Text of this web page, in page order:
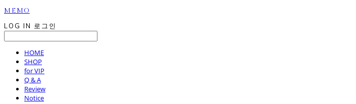
MEMO
LOG IN
로그인
HOME
SHOP
for VIP
Q & A
Review
Notice